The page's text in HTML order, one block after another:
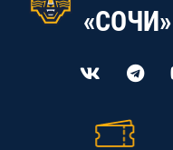
«СОЧИ»